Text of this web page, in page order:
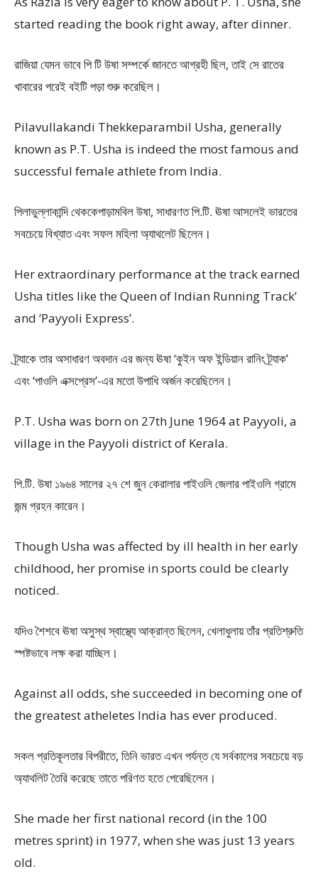
started reading the book right away, after dinner.
রাজিয়া যেমন ভাবে পি টি উষা সম্পর্কে জানতে আগ্রহী ছিল, তাই সে রাতের
খাবারের পরেই বইটি পড়া শুরু করেছিল।
Pilavullakandi Thekkeparambil Usha, generally
known as P.T. Usha is indeed the most famous and
successful female athlete from India.
পিলাভুল্লাকান্দি থেককেপাড়ামবিল উষা, সাধারণত পি.টি. ঊষা আসলেই ভারতের
সবচেয়ে বিখ্যাত এবং সফল মহিলা অ্যাথলেট ছিলেন।
Her extraordinary performance at the track earned
Usha titles like the Queen of Indian Running Track’
and ‘Payyoli Express’.
ট্র্যাকে তার অসাধারণ অবদান এর জন্য ঊষা ‘কুইন অফ ইন্ডিয়ান রানিং ট্র্যাক’
এবং ‘পাওলি এক্সপ্রেস’-এর মতো উপাধি অর্জন করেছিলেন।
P.T. Usha was born on 27th June 1964 at Payyoli, a
village in the Payyoli district of Kerala.
পি.টি. উষা ১৯৬৪ সালের ২৭ শে জুন কেরালার পাইওলি জেলার পাইওলি গ্রামে
জন্ম গ্রহন কারেন।
Though Usha was affected by ill health in her early
childhood, her promise in sports could be clearly
noticed.
যদিও শৈশবে ঊষা অসুস্থ স্বাস্থ্যে আক্রান্ত ছিলেন, খেলাধুলায় তাঁর প্রতিশ্রুতি
স্পষ্টভাবে লক্ষ করা যাচ্ছিল।
Against all odds, she succeeded in becoming one of
the greatest atheletes India has ever produced.
সকল প্রতিকূলতার বিপরীতে, তিনি ভারত এখন পর্যন্ত যে সর্বকালের সবচেয়ে বড়
অ্যাথলিট তৈরি করেছে তাতে পরিণত হতে পেরেছিলেন।
She made her first national record (in the 100
metres sprint) in 1977, when she was just 13 years
old.